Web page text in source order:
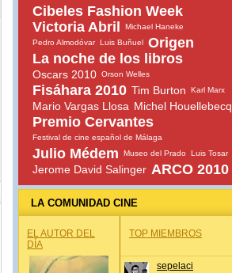
Cibeles Fashion Week
Victoria Abril
Michael Haneke
Pedro Almodóvar Luis Buñuel Origen
La noche de los libros
Oscars 2010 Orson Welles
Fisáhara 2010 Tim Burton Karl Marx
Mario Vargas Llosa Michel Houellebecq
Premio Cervantes
Festival de cine español de Málaga
Julio Médem Museo del Prado Luis Tosar
Jerome David Salinger ARCO 2010
LA COMUNIDAD CINE
EL AUTOR DEL
DÍA
TOP MIEMBROS
sepelaci